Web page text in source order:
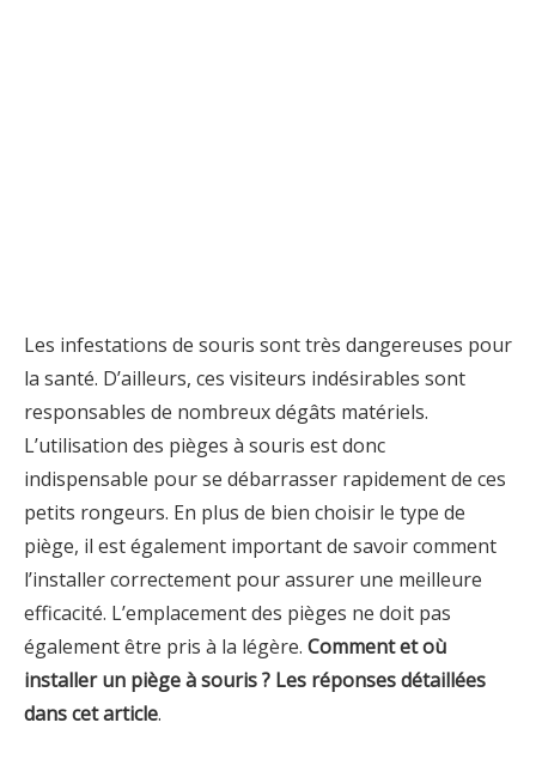
Les infestations de souris sont très dangereuses pour
la santé. D’ailleurs, ces visiteurs indésirables sont
responsables de nombreux dégâts matériels.
L’utilisation des pièges à souris est donc
indispensable pour se débarrasser rapidement de ces
petits rongeurs. En plus de bien choisir le type de
piège, il est également important de savoir comment
l’installer correctement pour assurer une meilleure
efficacité. L’emplacement des pièges ne doit pas
également être pris à la légère. Comment et où
installer un piège à souris ? Les réponses détaillées
dans cet article.